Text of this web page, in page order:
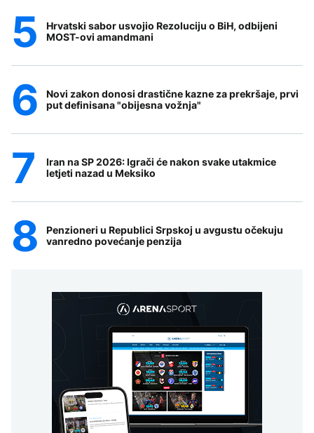
Hrvatski sabor usvojio Rezoluciju o BiH, odbijeni
MOST-ovi amandmani
Novi zakon donosi drastične kazne za prekršaje, prvi
put definisana "obijesna vožnja"
Iran na SP 2026: Igrači će nakon svake utakmice
letjeti nazad u Meksiko
Penzioneri u Republici Srpskoj u avgustu očekuju
vanredno povećanje penzija